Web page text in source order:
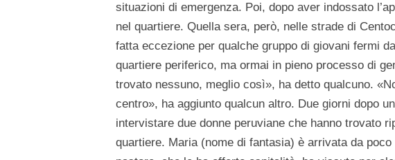
situazioni di emergenza. Poi, dopo aver indossato
nel quartiere. Quella sera, però, nelle strade di
fatta eccezione per qualche gruppo di giovani fermi
quartiere periferico, ma ormai in pieno processo di
trovato nessuno, meglio così», ha detto qualcuno.
centro», ha aggiunto qualcun altro. Due giorni dopo
intervistare due donne peruviane che hanno trovato
quartiere. Maria (nome di fantasia) è arrivata da